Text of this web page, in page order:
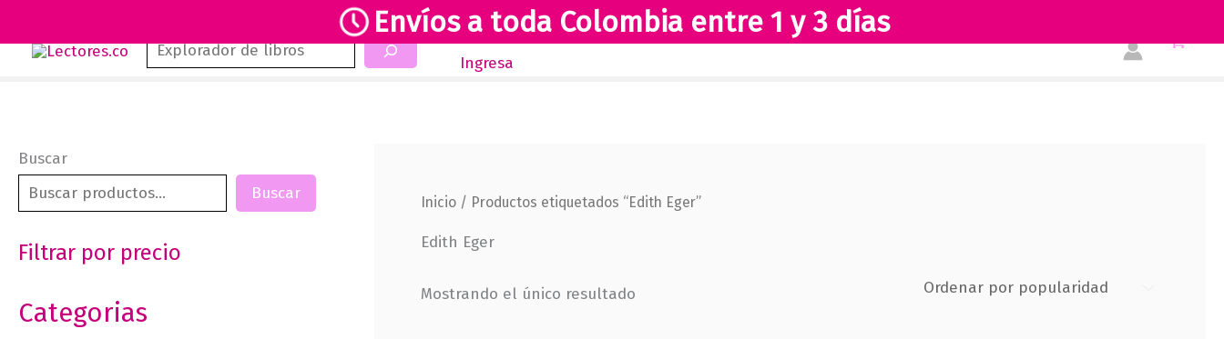
Envíos a toda Colombia entre 1 y 3 días
Buscar Inicio Novedades Revista Club Lectores Tienda
Ingresa
Buscar
Buscar
Filtrar por precio
Categorias
Inicio / Productos etiquetados “Edith Eger”
Edith Eger
Mostrando el único resultado